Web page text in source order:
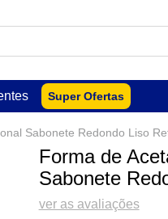
Super Ofertas
Sabonete Redondo Liso
Forma de
Sabonete
ver as avaliações